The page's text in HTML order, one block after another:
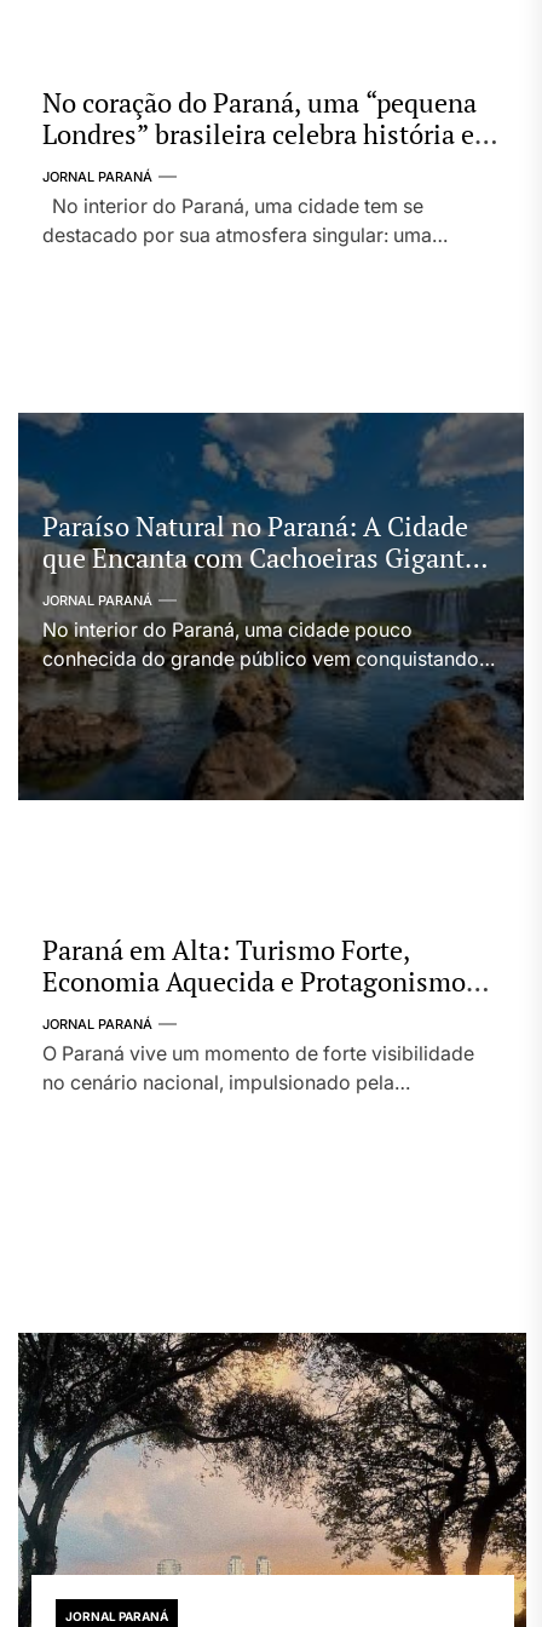
No coração do Paraná, uma “pequena
Londres” brasileira celebra história e
qualidade de vida
JORNAL PARANÁ
No interior do Paraná, uma cidade tem se
destacado por sua atmosfera singular: uma
origens europeias na arquitetura, no planejamento
[…]
Paraíso Natural no Paraná: A Cidade
que Encanta com Cachoeiras Gigantes
e Riqueza Ambiental
JORNAL PARANÁ
No interior do Paraná, uma cidade pouco
conhecida do grande público vem conquistando
reputação crescente como destino de natureza
exuberante e turismo sustentável. Trata-se de um
município que combina belezas naturais
impactantes — em especial cachoeiras
gigantescas e cenários de rara beleza — com uma
Paraná em Alta: Turismo Forte,
Economia Aquecida e Protagonismo
Nacional
JORNAL PARANÁ
O Paraná vive um momento de forte visibilidade
no cenário nacional, impulsionado pela
JORNAL PARANÁ